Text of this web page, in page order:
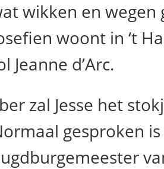
wikken en wegen
woont in ‘t
Jeanne d’Arc.
zal Jesse het
gesproken